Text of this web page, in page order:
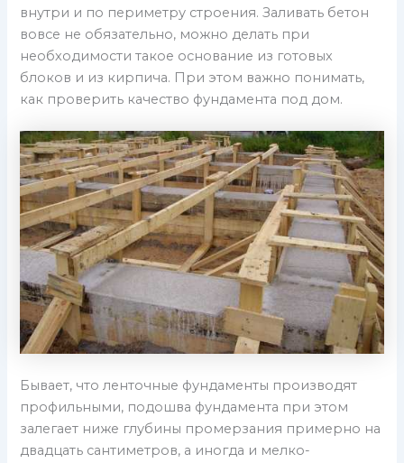
внутри и по периметру строения. Заливать бетон
вовсе не обязательно, можно делать при
необходимости такое основание из готовых
блоков и из кирпича. При этом важно понимать,
как проверить качество фундамента под дом.
Бывает, что ленточные фундаменты производят
профильными, подошва фундамента при этом
залегает ниже глубины промерзания примерно на
двадцать сантиметров, а иногда и мелко-